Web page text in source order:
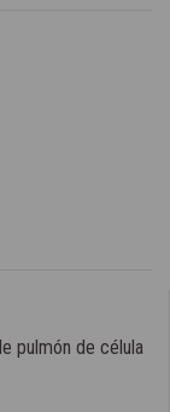
pulmón de célula